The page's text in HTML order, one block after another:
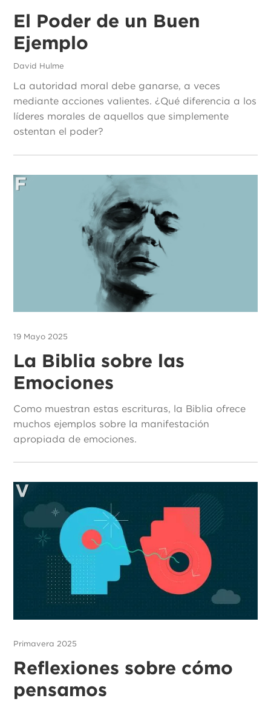
El Poder de un Buen
Ejemplo
David Hulme
La autoridad moral debe ganarse, a veces
mediante acciones valientes. ¿Qué diferencia a los
líderes morales de aquellos que simplemente
ostentan el poder?
19 Mayo 2025
La Biblia sobre las
Emociones
Como muestran estas escrituras, la Biblia ofrece
muchos ejemplos sobre la manifestación
apropiada de emociones.
Primavera 2025
Reflexiones sobre cómo
pensamos